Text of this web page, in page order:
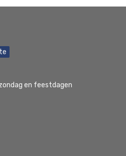
en feestdagen